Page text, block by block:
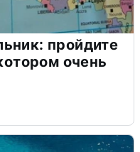
пройдите
очень